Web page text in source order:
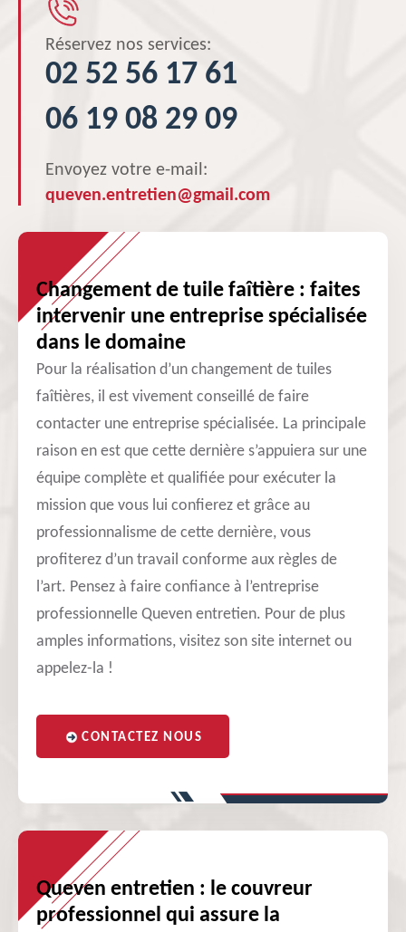
Réservez nos services:
02 52 56 17 61
06 19 08 29 09
Envoyez votre e-mail:
queven.entretien@gmail.com
Changement de tuile faîtière : faites
intervenir une entreprise spécialisée
dans le domaine
Pour la réalisation d’un changement de tuiles
faîtières, il est vivement conseillé de faire
contacter une entreprise spécialisée. La principale
raison en est que cette dernière s’appuiera sur une
équipe complète et qualifiée pour exécuter la
mission que vous lui confierez et grâce au
professionnalisme de cette dernière, vous
profiterez d’un travail conforme aux règles de
l’art. Pensez à faire confiance à l’entreprise
professionnelle Queven entretien. Pour de plus
amples informations, visitez son site internet ou
appelez-la !
CONTACTEZ NOUS
Queven entretien : le couvreur
professionnel qui assure la